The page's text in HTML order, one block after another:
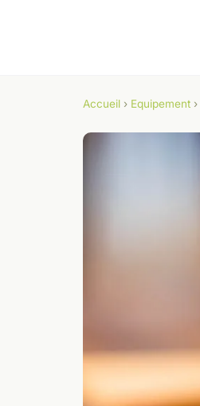
Accueil › Equipement ›